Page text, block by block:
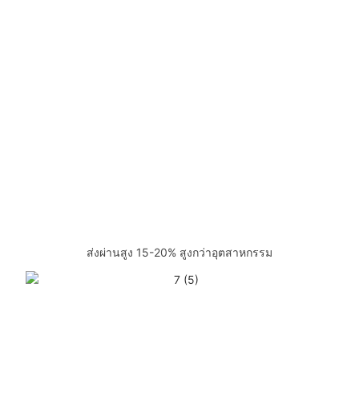
ส่งผ่านสูง 15-20% สูงกว่าอุตสาหกรรม